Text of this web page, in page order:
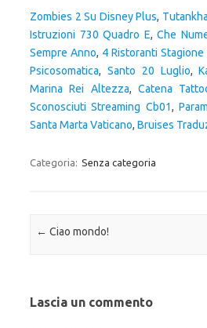
Zombies 2 Su Disney Plus,
Istruzioni 730 Quadro E, Che
Sempre Anno, 4 Ristoranti Stagione
Psicosomatica, Santo 20 Luglio,
Marina Rei Altezza, Catena
Sconosciuti Streaming Cb01,
Santa Marta Vaticano, Bruises
Categoria: Senza categoria
Navigazione articolo
← Ciao mondo!
Lascia un commento